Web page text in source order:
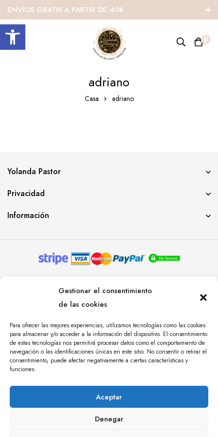
Abrir barra de herramientas
Gestionar el consentimiento
de las cookies
Para ofrecer las mejores experiencias, utilizamos tecnologías como las cookies
para almacenar y/o acceder a la información del dispositivo. El consentimiento
de estas tecnologías nos permitirá procesar datos como el comportamiento de
navegación o las identificaciones únicas en este sitio. No consentir o retirar el
consentimiento, puede afectar negativamente a ciertas características y
funciones.
Aceptar
Denegar
ENVÍOS GRATIS A PARTIR DE 40€
0
adriano
Casa adriano
Yolanda Pastor
Privacidad
Información
RESERVADOS. AGENCIA DE COMUNICACIÓN
ÁNGULO TRES.